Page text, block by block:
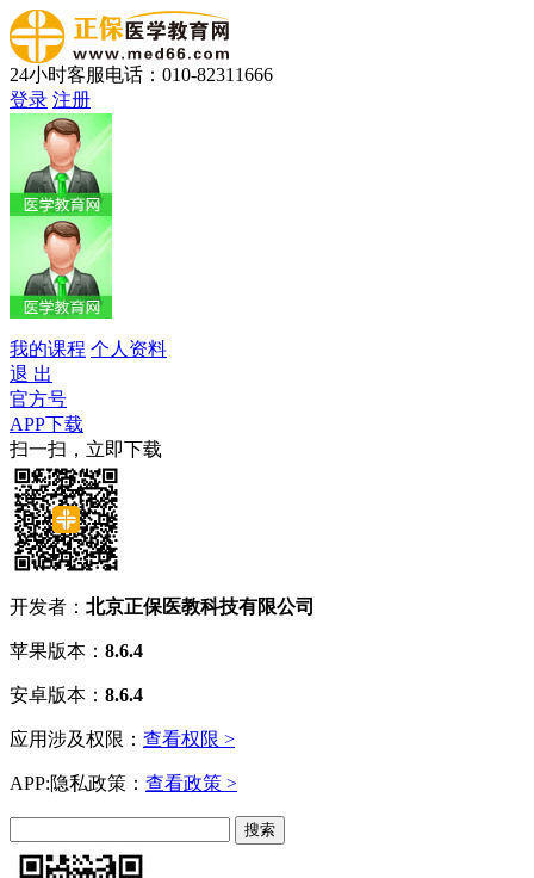
24小时客服电话：010-82311666
登录 注册
我的课程 个人资料
退 出
官方号
APP下载
扫一扫，立即下载
开发者： 北京正保医教科技有限公司
苹果版本： 8.6.4
安卓版本： 8.6.4
应用涉及权限： 查看权限 >
APP:隐私政策： 查看政策 >